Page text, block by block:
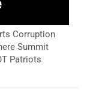
Corruption
Summit
Patriots